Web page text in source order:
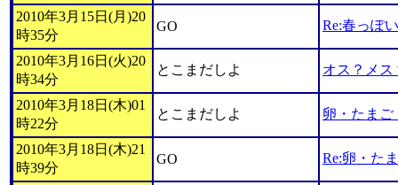
2010年3月15日(月)20
時35分
GO Re:春っぽ
2010年3月16日(火)20
時34分
とこまだしよ オス？メス
2010年3月18日(木)01
時22分
とこまだしよ 卵・たまご
2010年3月18日(木)21
時39分
GO Re:卵・た